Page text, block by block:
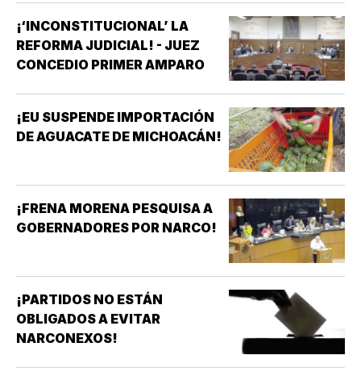
¡‘INCONSTITUCIONAL’ LA
REFORMA JUDICIAL! - JUEZ
CONCEDIO PRIMER AMPARO
¡EU SUSPENDE IMPORTACIÓN
DE AGUACATE DE MICHOACÁN!
¡FRENA MORENA PESQUISA A
GOBERNADORES POR NARCO!
¡PARTIDOS NO ESTÁN
OBLIGADOS A EVITAR
NARCONEXOS!